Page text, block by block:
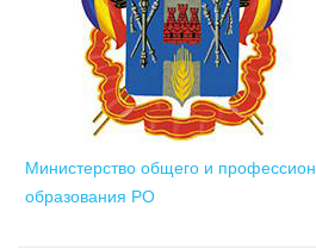
Министерство общего и
образования РО